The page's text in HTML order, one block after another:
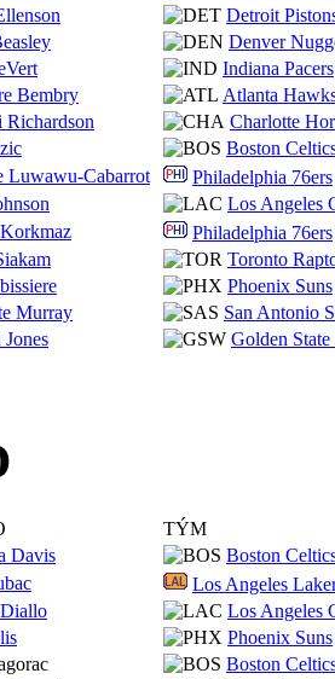
Detroit
Denver
Indiana Pacers
Bembry
Atlanta
Richardson
Charlotte
Boston
Luwawu-Cabarrot
Philadelphia 76ers
Los Angeles
Philadelphia 76ers
Toronto
Phoenix Suns
Murray
San Antonio
Golden
TÝM
Davis
Boston
Los Angeles
Los Angeles
Phoenix Suns
Boston